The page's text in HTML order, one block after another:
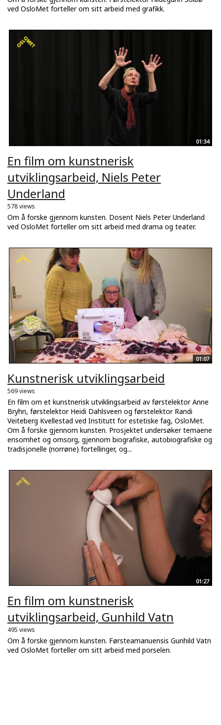
ved OsloMet forteller om sitt arbeid med grafikk.
01:34
En film om kunstnerisk
utviklingsarbeid, Niels Peter
Underland
578 views
Om å forske gjennom kunsten. Dosent Niels Peter Underland
ved OsloMet forteller om sitt arbeid med drama og teater.
01:07
Kunstnerisk utviklingsarbeid
569 views
En film om et kunstnerisk utviklingsarbeid av førstelektor Anne
Bryhn, førstelektor Heidi Dahlsveen og førstelektor Randi
Veiteberg Kvellestad ved Institutt for estetiske fag, OsloMet.
Om å forske gjennom kunsten. Prosjektet undersøker temaene
ensomhet og omsorg, gjennom biografiske, autobiografiske og
tradisjonelle (norrøne) fortellinger, og...
01:27
En film om kunstnerisk
utviklingsarbeid, Gunhild Vatn
495 views
Om å forske gjennom kunsten. Førsteamanuensis Gunhild Vatn
ved OsloMet forteller om sitt arbeid med porselen.